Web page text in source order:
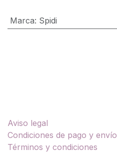
Marca: Spidi
Aviso legal
Condiciones de pago y envío
Términos y condiciones